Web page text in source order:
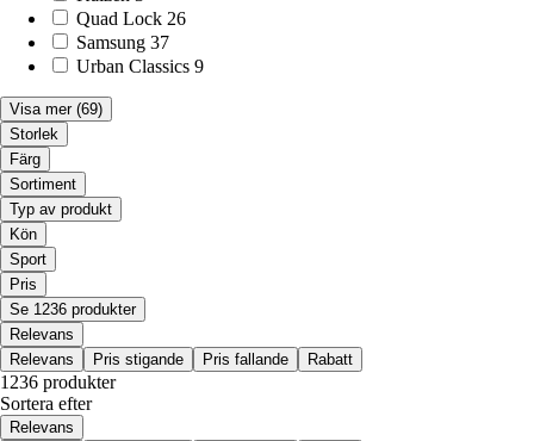
Quad Lock 26
Samsung 37
Urban Classics 9
Visa mer (69)
Storlek
Färg
Sortiment
Typ av produkt
Kön
Sport
Pris
Se 1236 produkter
Relevans
Relevans
Pris stigande Pris fallande Rabatt
1236 produkter
Sortera efter
Relevans